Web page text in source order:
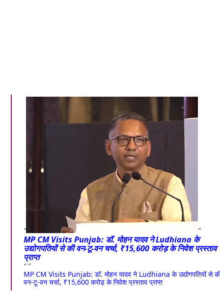
MP CM Visits Punjab: डॉ. मोहन यादव ने Ludhiana के
उद्योगपतियों से की वन-टू-वन चर्चा, ₹15,600 करोड़ के निवेश प्रस्ताव
प्राप्त
MP CM Visits Punjab: डॉ. मोहन यादव ने Ludhiana के उद्योगपतियों से
वन-टू-वन चर्चा, ₹15,600 करोड़ के निवेश प्रस्ताव प्राप्त